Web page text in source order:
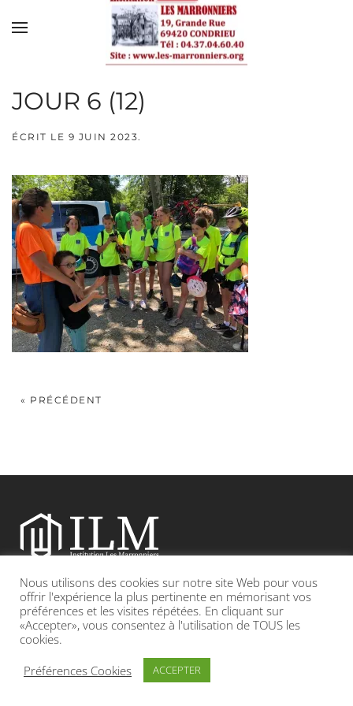
Skip to main content
JOUR 6 (12)
ÉCRIT LE 9 JUIN 2023.
« PRÉCÉDENT
Etablissement catholique sous contrat d’association avec l’Etat
Adresse : 19, Grande rue 69420 CONDRIEU
INFOS LÉGALES POLITIQUE DE CONFIDENTIALITÉ
Nous utilisons des cookies sur notre site Web pour vous
offrir l'expérience la plus pertinente en mémorisant vos
préférences et les visites répétées. En cliquant sur
«Accepter», vous consentez à l'utilisation de TOUS les
cookies.
Préférences Cookies
ACCEPTER